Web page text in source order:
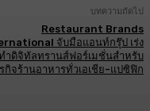
บทความถัดไป
Restaurant Brands
จับมือแอนท์กรุ๊ป เร่ง
ำดิจิทัลทรานส์ฟอร์เมชั่นสำหรับ
กิจร้านอาหารทั่วเอเชีย-แปซิฟิก